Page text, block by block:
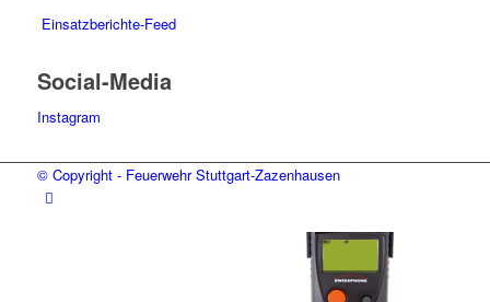
Einsatzberichte-Feed
Social-Media
Instagram
© Copyright - Feuerwehr Stuttgart-Zazenhausen